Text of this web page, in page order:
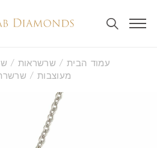
עמוד הבית/ שרשראות /
מעוצבות /